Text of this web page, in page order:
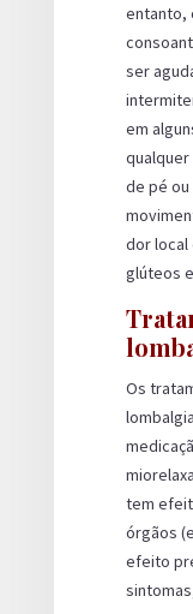
entanto,
ser
em
de pé
dor local
glúteos
Os
tem
órgãos
efeito